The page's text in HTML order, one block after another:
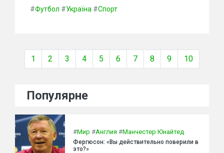
#Футбол #Україна #Спорт
1 2 3 4 5 6 7 8 9 10
Популярне
#Мир #Англия #Манчестер Юнайтед
Фергюсон: «Вы действительно поверили в
это?»